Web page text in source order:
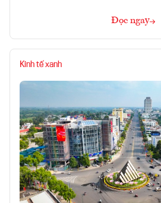
Đọc ngay
Kinh tế xanh